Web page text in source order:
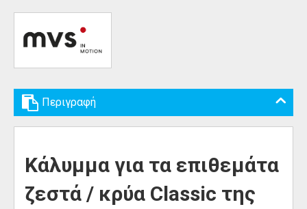
Περιγραφή
Κάλυμμα για τα επιθεμάτα
ζεστά / κρύα Classic της